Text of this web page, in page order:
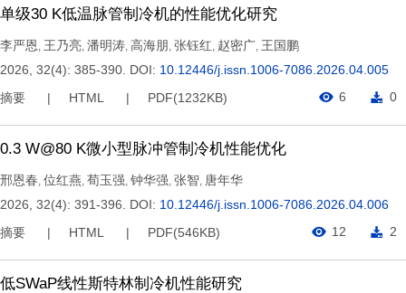
单级30 K低温脉管制冷机的性能优化研究
李严恩 , 王乃亮, 潘明涛, 高海朋, 张钰红, 赵密广, 王国鹏
2026, 32(4): 385-390. DOI: 10.12446/j.issn.1006-7086.2026.04.005
摘要
HTML PDF(1232KB) 6 0
0.3 W@80 K微小型脉冲管制冷机性能优化
邢恩春, 位红燕, 荀玉强, 钟华强, 张智, 唐年华
2026, 32(4): 391-396.
DOI: 10.12446/j.issn.1006-7086.2026.04.006
摘要
HTML PDF(546KB) 12 2
低SWaP线性斯特林制冷机性能研究